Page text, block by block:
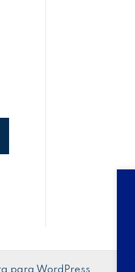
para WordPress